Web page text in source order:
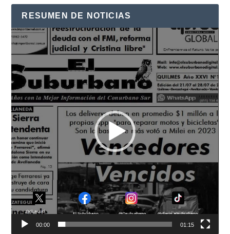
RESUMEN DE NOTICIAS
Reproductor
de
vídeo
00:00 01:15